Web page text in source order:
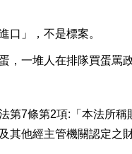
口」，不是標案。
，一堆人在排隊買蛋罵
第7條第2項:「本法所
其他經主管機關認定之財